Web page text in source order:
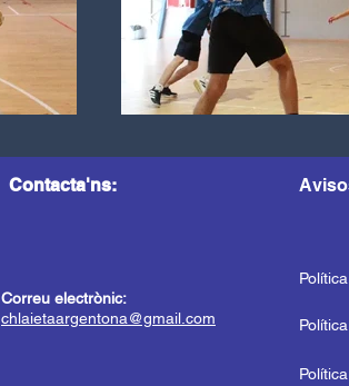
Contacta'ns:
Correu electrònic:
chlaietaargentona@gmail.com